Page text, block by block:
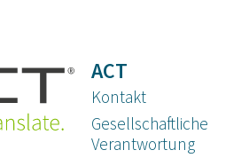
ACT
Kontakt
Gesellschaftliche
Verantwortung